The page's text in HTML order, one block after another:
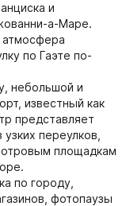
и
а-Маре.
атмосфера
по Гаэте по-
, небольшой и
известный как
представляет
переулков,
площадкам
по городу,
фотопаузы